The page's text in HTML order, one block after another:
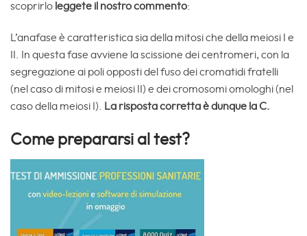
scoprirlo leggete il nostro commento:
L’anafase è caratteristica sia della mitosi che della meiosi I e
II. In questa fase avviene la scissione dei centromeri, con la
segregazione ai poli opposti del fuso dei cromatidi fratelli
(nel caso di mitosi e meiosi II) e dei cromosomi omologhi (nel
caso della meiosi I).
La risposta corretta è dunque la C.
Come prepararsi al test?